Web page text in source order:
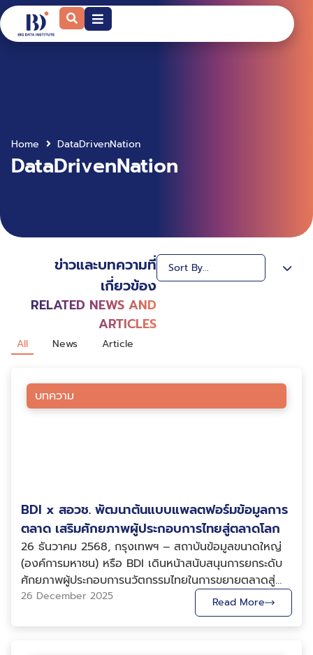
Home DataDrivenNation
DataDrivenNation
ข่าวและบทความที่
เกี่ยวข้อง
RELATED NEWS AND
ARTICLES
All News Article
บทความ
BDI x สอวช. พัฒนาต้นแบบแพลตฟอร์มข้อมูลการ
ตลาด เสริมศักยภาพผู้ประกอบการไทยสู่ตลาดโลก
26 ธันวาคม 2568, กรุงเทพฯ – สถาบันข้อมูลขนาดใหญ่
(องค์การมหาชน) หรือ BDI เดินหน้าสนับสนุนการยกระดับ
ศักยภาพผู้ประกอบการนวัตกรรมไทยในการขยายตลาดสู่
ต่างประเทศ ผ่านความร่วมมือกับ สำนักงานสภานโยบายการ
อุดมศึกษา วิทยาศาสตร์ วิจัยและนวัตกรรมแห่งชาติ
(สอวช.) ในการพัฒนาต้นแบบแพลตฟอร์มข้อมูลด้านการ
26 December 2025 Read More